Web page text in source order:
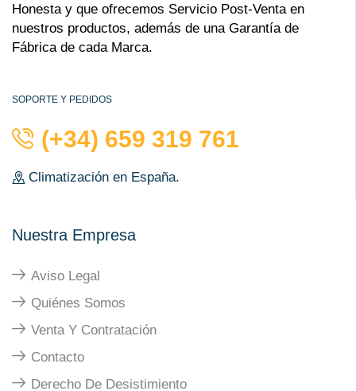
Honesta y que ofrecemos Servicio Post-Venta en
nuestros productos, además de una Garantía de
Fábrica de cada Marca.
SOPORTE Y PEDIDOS
(+34) 659 319 761
Climatización en España.
Nuestra Empresa
Aviso Legal
Quiénes Somos
Venta Y Contratación
Contacto
Derecho De Desistimiento